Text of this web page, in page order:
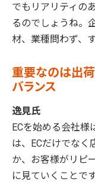
でもリアリティの
るのでしょうね。
材、業種問わず、
重要なのは出
バランス
逸見氏
ECを始める会社様
は、ECだけでなく
か、お客様がリピ
に見ていくことです